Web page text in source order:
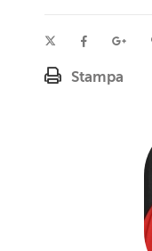
Stampa